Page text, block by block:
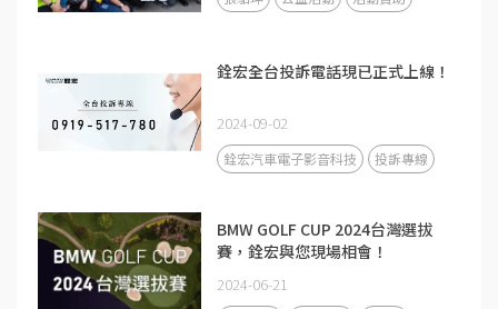
銓宏全台投訴電話現已正式上線！
2024-09-02
銓宏汽車電子影音科技 投訴專線
BMW GOLF CUP 2024台灣選拔
賽，銓宏與您現場相會！
2024-06-21